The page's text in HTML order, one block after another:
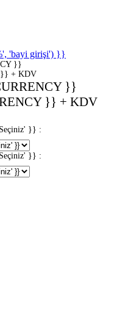
'bayi girişi') }}
}}
}} + KDV
}}
}} + KDV
}} :
}} :